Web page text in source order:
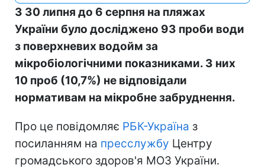
З 30 липня до 6 серпня на пляжах
України було досліджено 93 проби води
з поверхневих водойм за
мікробіологічними показниками. З них
10 проб (10,7%) не відповідали
нормативам на мікробне забруднення.
Про це повідомляє РБК-Україна з
посиланням на пресслужбу Центру
громадського здоров'я МОЗ України.